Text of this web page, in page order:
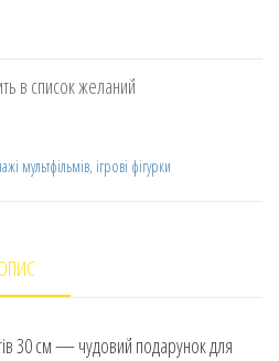
в список желаний
мультфільмів, ігрові фігурки
30 см — чудовий подарунок для